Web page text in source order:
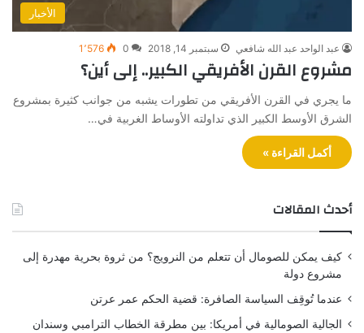
الأخبار
عبد الواحد عبد الله شافعي سبتمبر 14, 2018 0 1٬576
مشروع القرن الأفريقي الكبير.. إلى أين؟
ما يجري في القرن الأفريقي من تطورات يشبه من جوانب كثيرة بمشروع
الشرق الأوسط الكبير الذي تداولته الأوساط الغربية في…
أكمل القراءة »
أحدث المقالات
كيف يمكن للصومال أن تتعلم من النرويج؟ من ثروة بحرية مهدرة إلى
مشروع دولة
عندما تُوقِف السياسة الصافرة: قضية الحكم عمر عرتن
الجالية الصومالية في أمريكا: بين مطرقة الخطاب الترامبي وسندان